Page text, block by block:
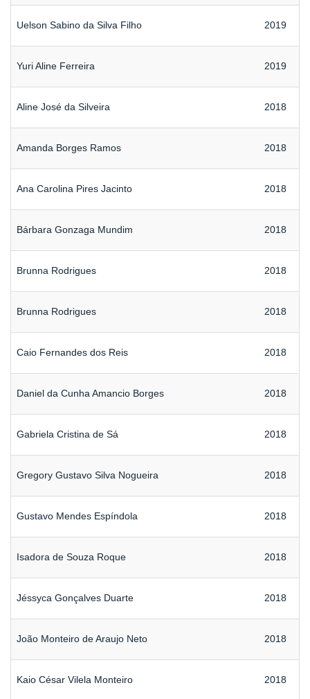
Uelson Sabino da Silva Filho 2019
Yuri Aline Ferreira 2019
Aline José da Silveira 2018
Amanda Borges Ramos 2018
Ana Carolina Pires Jacinto 2018
Bárbara Gonzaga Mundim 2018
Brunna Rodrigues 2018
Brunna Rodrigues 2018
Caio Fernandes dos Reis 2018
Daniel da Cunha Amancio Borges 2018
Gabriela Cristina de Sá 2018
Gregory Gustavo Silva Nogueira 2018
Gustavo Mendes Espíndola 2018
Isadora de Souza Roque 2018
Jéssyca Gonçalves Duarte 2018
João Monteiro de Araujo Neto 2018
Kaio César Vilela Monteiro 2018